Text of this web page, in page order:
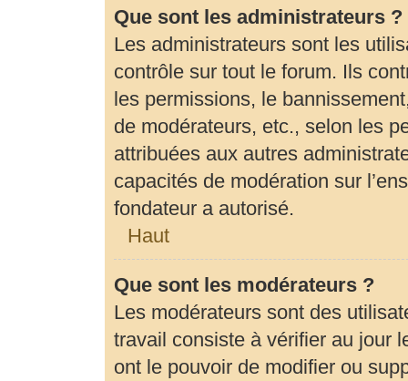
Que sont les administrateurs ?
Les administrateurs sont les
contrôle sur tout le forum. Ils
les permissions, le
de modérateurs, etc., selon les
attribuées aux autres
capacités de modération sur
fondateur a autorisé.
Haut
Que sont les modérateurs ?
Les modérateurs sont des
travail consiste à vérifier au jour
ont le pouvoir de modifier ou